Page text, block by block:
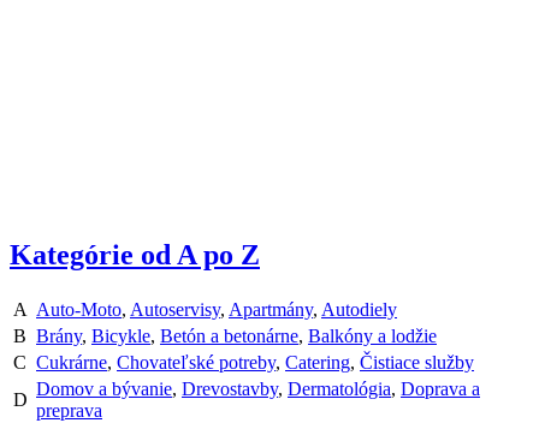
Kategórie od A po Z
A Auto-Moto, Autoservisy, Apartmány, Autodiely
B Brány, Bicykle, Betón a betonárne, Balkóny a lodžie
C Cukrárne, Chovateľské potreby, Catering, Čistiace služby
D
Domov a bývanie, Drevostavby, Dermatológia, Doprava a
preprava